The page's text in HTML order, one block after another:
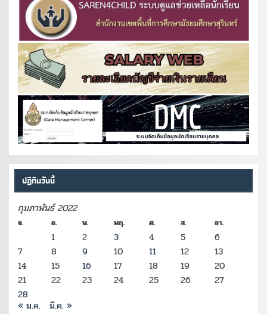
ปฏิทินวันนี้
กุมภาพันธ์ 2022
จ. อ. พ. พฤ. ศ. ส. อา.
1 2 3 4 5
6
7
8 9 10 11 12
13
14
15 16 17 18 19
20
21
22 23 24 25 26
27
28
« ม.ค. มี.ค. »